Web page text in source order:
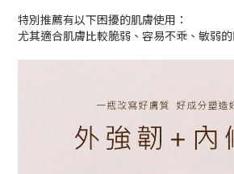
特別推薦有以下困擾的肌膚使用：
尤其適合肌膚比較脆弱、容易不乖、敏弱